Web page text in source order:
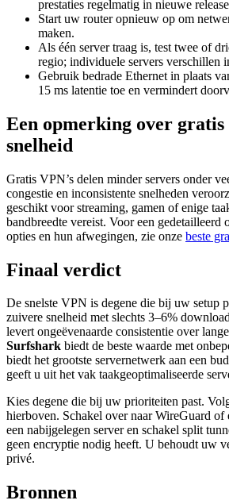
prestaties regelmatig in nieuwe
Start uw router opnieuw op om
maken.
Als één server traag is, test twee of
regio; individuele servers verschillen
Gebruik bedrade Ethernet in plaats
15 ms latentie toe en vermindert
Een opmerking over gratis
snelheid
Gratis VPN’s delen minder servers onder
congestie en inconsistente snelheden
geschikt voor streaming, gamen of enige
bandbreedte vereist. Voor een gedetailleerd
opties en hun afwegingen, zie onze beste
Finaal verdict
De snelste VPN is degene die bij uw setup
zuivere snelheid met slechts 3–6%
levert ongeëvenaarde consistentie over
Surfshark biedt de beste waarde met
biedt het grootste servernetwerk aan een
geeft u uit het vak taakgeoptimaliseerde
Kies degene die bij uw prioriteiten past.
hierboven. Schakel over naar WireGuard
een nabijgelegen server en schakel split
geen encryptie nodig heeft. U behoudt uw
privé.
Bronnen